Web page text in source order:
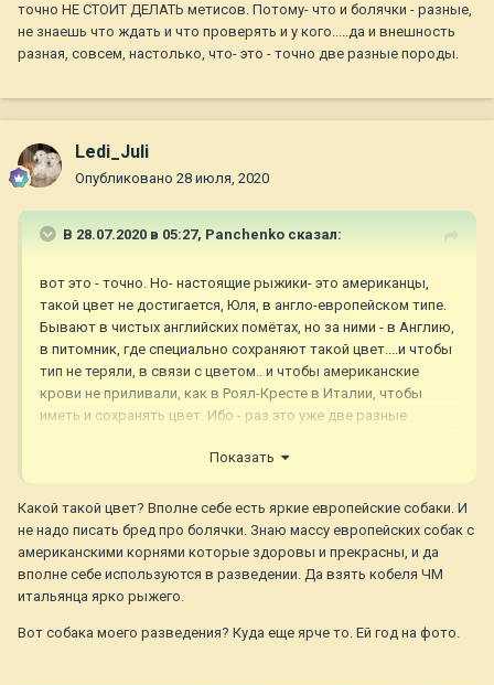
точно НЕ СТОИТ ДЕЛАТЬ метисов. Потому- что и болячки - разные,
не знаешь что ждать и что проверять и у кого.....да и внешность
разная, совсем, настолько, что- это - точно две разные породы.
Ledi_Juli
Опубликовано 28 июля, 2020
В 28.07.2020 в 05:27, Panchenko сказал:
вот это - точно. Но- настоящие рыжики- это американцы,
такой цвет не достигается, Юля, в англо-европейском типе.
Бывают в чистых английских помётах, но за ними - в Англию,
в питомник, где специально сохраняют такой цвет....и чтобы
тип не теряли, в связи с цветом.. и чтобы американские
крови не приливали, как в Роял-Кресте в Италии, чтобы
иметь и сохранять цвет. Ибо - раз это уже две разные
СТОИТ ДЕЛАТЬ метисов. Потому- что и болячки - разные, не
разная, совсем, настолько, что- это - точно две разные
породы.
Показать
Какой такой цвет? Вполне себе есть яркие европейские собаки. И
не надо писать бред про болячки. Знаю массу европейских собак с
американскими корнями которые здоровы и прекрасны, и да
вполне себе используются в разведении. Да взять кобеля ЧМ
итальянца ярко рыжего.
Вот собака моего разведения? Куда еще ярче то. Ей год на фото.